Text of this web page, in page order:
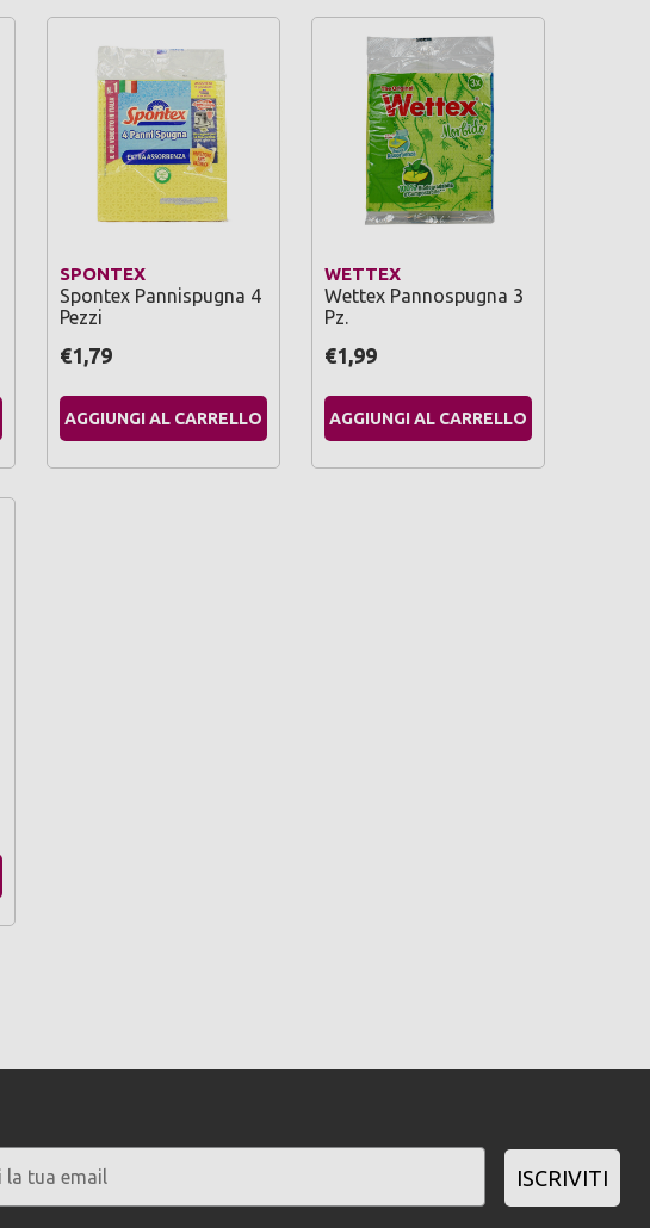
SPONTEX
Spontex Pannispugna 4
Pezzi
€1,79
AGGIUNGI AL CARRELLO
WETTEX
Wettex Pannospugna 3
Pz.
€1,99
AGGIUNGI AL CARRELLO
ISCRIVITI